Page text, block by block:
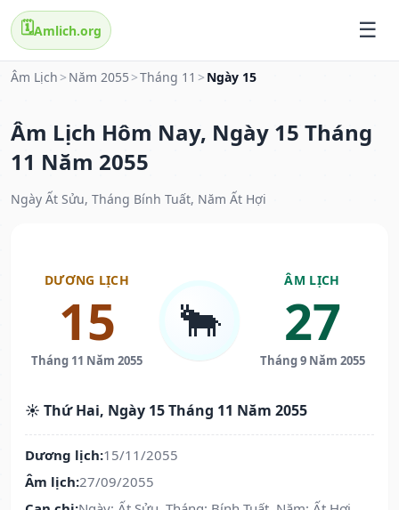
🗓️Amlich.org
Âm Lịch > Năm 2055 >Tháng 11 > Ngày 15
Âm Lịch Hôm Nay, Ngày 15 Tháng
11 Năm 2055
Ngày Ất Sửu, Tháng Bính Tuất, Năm Ất Hợi
DƯƠNG LỊCH
15
Tháng 11 Năm 2055
🐂
ÂM LỊCH
27
Tháng 9 Năm 2055
☀️ Thứ Hai, Ngày 15 Tháng 11 Năm 2055
Dương lịch:15/11/2055
Âm lịch:27/09/2055